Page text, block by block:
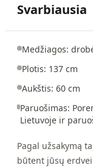
Svarbiausia
Medžiagos:
Plotis: 137 cm
Aukštis: 60 cm
Paruošimas:
Lietuvoje ir
Pagal užsakymą
būtent jūsų